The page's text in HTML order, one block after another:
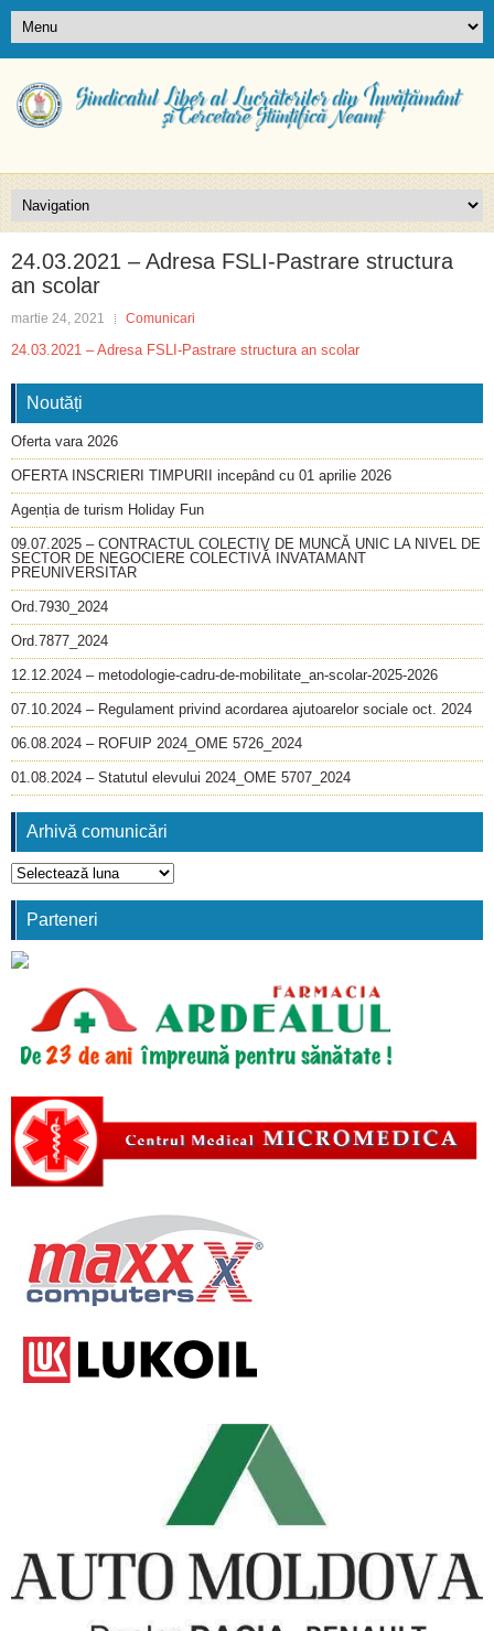
24.03.2021 – Adresa FSLI-Pastrare structura
an scolar
martie 24, 2021 Comunicari
24.03.2021 – Adresa FSLI-Pastrare structura an scolar
Noutăți
Oferta vara 2026
OFERTA INSCRIERI TIMPURII incepând cu 01 aprilie 2026
Agenția de turism Holiday Fun
09.07.2025 – CONTRACTUL COLECTIV DE MUNCĂ UNIC LA NIVEL DE
SECTOR DE NEGOCIERE COLECTIVĂ INVATAMANT
PREUNIVERSITAR
Ord.7930_2024
Ord.7877_2024
12.12.2024 – metodologie-cadru-de-mobilitate_an-scolar-2025-2026
07.10.2024 – Regulament privind acordarea ajutoarelor sociale oct. 2024
06.08.2024 – ROFUIP 2024_OME 5726_2024
01.08.2024 – Statutul elevului 2024_OME 5707_2024
Arhivă comunicări
Arhivă
comunicări
Parteneri